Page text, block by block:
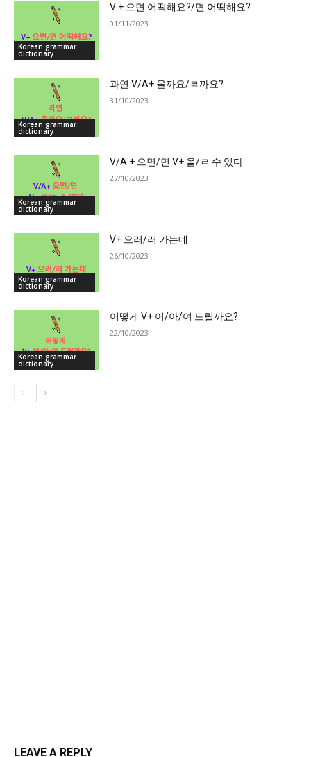
Korean grammar
dictionary
V + 으면 어떡해요?/면 어떡해요?
01/11/2023
Korean grammar
dictionary
과연 V/A+ 을까요/ㄹ까요?
31/10/2023
Korean grammar
dictionary
V/A + 으면/면 V+ 을/ㄹ 수 있다
27/10/2023
Korean grammar
dictionary
V+ 으러/러 가는데
26/10/2023
Korean grammar
dictionary
어떻게 V+ 어/아/여 드릴까요?
22/10/2023
LEAVE A REPLY